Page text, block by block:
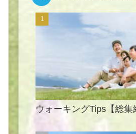
ウォーキングTips【総集